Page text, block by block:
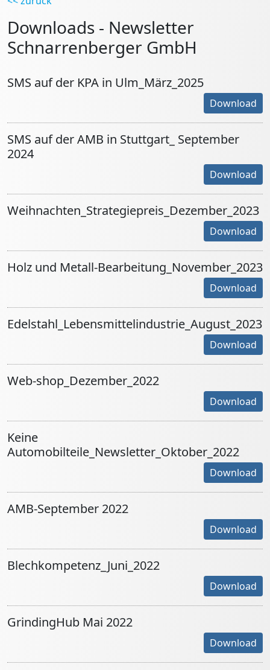
Downloads - Newsletter
Schnarrenberger GmbH
SMS auf der KPA in Ulm_März_2025
Download
SMS auf der AMB in Stuttgart_ September
2024
Download
Weihnachten_Strategiepreis_Dezember_2023
Download
Holz und Metall-Bearbeitung_November_2023
Download
Edelstahl_Lebensmittelindustrie_August_2023
Download
Web-shop_Dezember_2022
Download
Keine
Automobilteile_Newsletter_Oktober_2022
Download
AMB-September 2022
Download
Blechkompetenz_Juni_2022
Download
GrindingHub Mai 2022
Download